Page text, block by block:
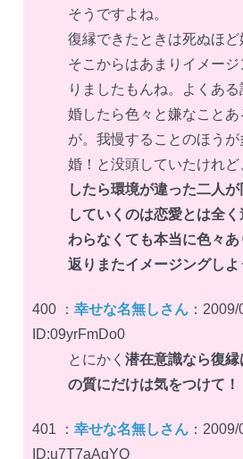
そうですよね。
復縁できたときは死ぬほど
そこからはあまりイメー
りましたもんね。よくあ
婚したら色々と嫌なこと
が。我慢することのほう
婚！と没頭していたけれど
したら環境が違った二人
していくのは恋愛とは全
わらなくても本当に色々
返りまたイメージングしよ
400 ： 幸せな名無しさん ：
ID:09yrFmDo0
とにかく 潜在意識なら復
の質にだけは気をつけて！
401 ： 幸せな名無しさん ：
ID:u7T7aAgYO